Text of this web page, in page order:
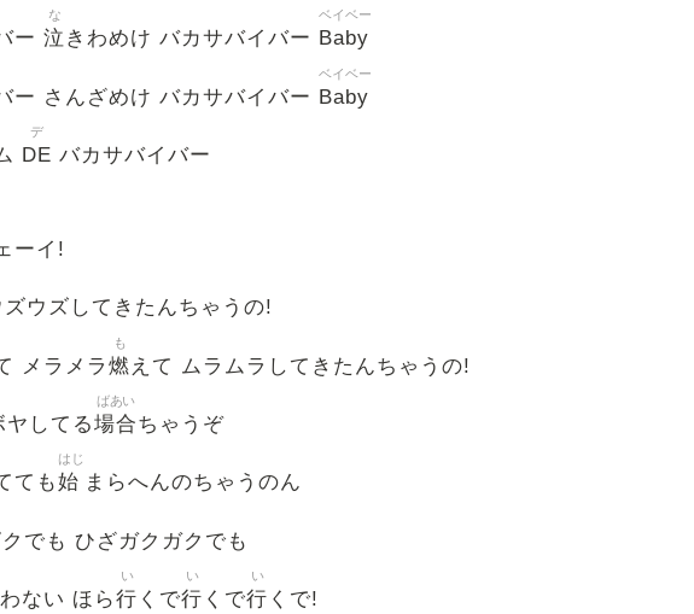
ー 泣
な
きわめけ バカサバイバー Baby
ベイベー
ー さんざめけ バカサバイバー Baby
ベイベー
DE
デ
バカサバイバー
ーイ!
ズウズしてきたんちゃうの!
メラメラ 燃
も
えて ムラムラしてきたんちゃうの!
してる場合
ばあい
ちゃうぞ
ても始
はじ
まらへんのちゃうのん
でも ひざガクガクでも
ない ほら行
い
くで行
い
くで行
い
くで!